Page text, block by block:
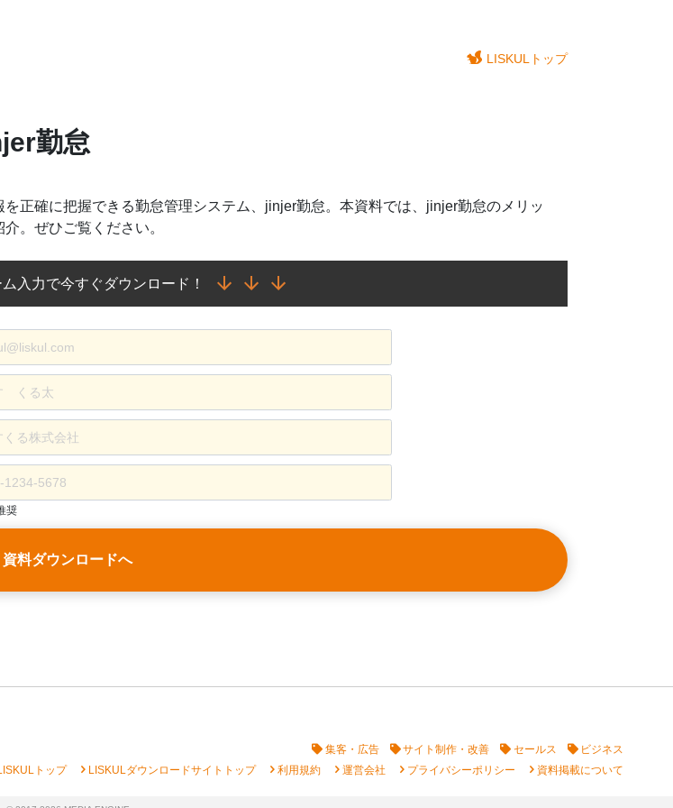
LISKULトップ
勤怠
正確に把握できる勤怠管理システム、jinjer勤怠。本資料では、jinjer勤怠のメリッ
。ぜひご覧ください。
入力で今すぐダウンロード！
奨
資料ダウンロードへ
集客・広告 サイト制作・改善 セールス ビジネス
トップ chevron_rightLISKULダウンロードサイトトップ chevron_right利用規約 chevron_right運営会社 chevron_rightプライバシーポリシー chevron_right資料掲載について